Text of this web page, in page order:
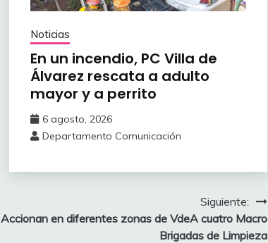
Noticias
En un incendio, PC Villa de
Álvarez ‎rescata a adulto
mayor y a perrito
6 agosto, 2026
Departamento Comunicación
Siguiente:
Accionan en diferentes zonas de VdeA cuatro Macro
Brigadas de Limpieza